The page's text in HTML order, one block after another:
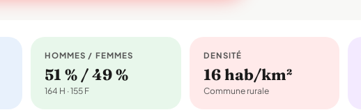
HOMMES / FEMMES
51 % / 49 %
164 H · 155 F
DENSITÉ
16 hab/km²
Commune rurale